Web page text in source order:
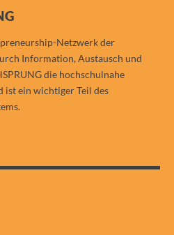
Netzwerk der
Information, Austausch und
die hochschulnahe
ein wichtiger Teil des